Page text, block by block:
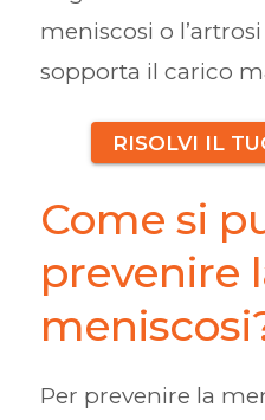
meniscosi o
sopporta il carico
RISOLVI IL
Come si
prevenire
Per prevenire la